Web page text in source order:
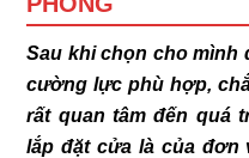
Sau khi chọn cho mình
cường lực phù hợp,
rất quan tâm đến quá
lắp đặt cửa là của